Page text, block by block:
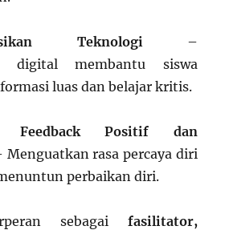
Teknologi –
digital membantu siswa
luas dan belajar kritis.
Feedback Positif dan
Menguatkan rasa percaya diri
perbaikan diri.
sebagai fasilitator,